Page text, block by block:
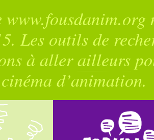
Les outils de
à allerailleurs
d’animation.